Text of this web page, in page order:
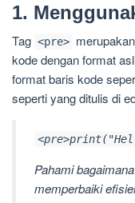
1.
Tag <pre>
kode dengan format
format baris kode
seperti yang ditulis di
Pahami
memperbaiki